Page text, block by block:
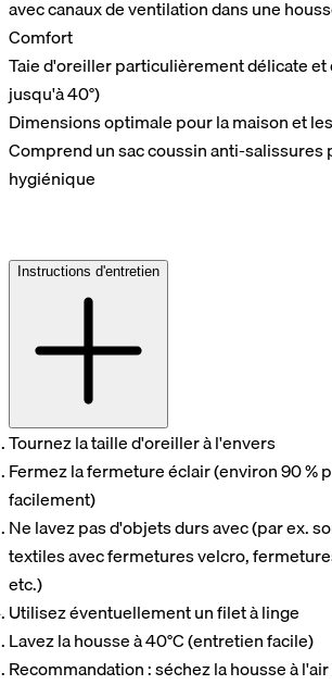
avec canaux de ventilation dans une
Comfort
Taie d'oreiller particulièrement délicate
jusqu'à 40°)
Dimensions optimale pour la maison et
Comprend un sac coussin anti-
hygiénique
Instructions d'entretien
Tournez la taille d'oreiller à l'envers
Fermez la fermeture éclair (environ 90 %
facilement)
Ne lavez pas d'objets durs avec (par ex.
textiles avec fermetures velcro,
etc.)
Utilisez éventuellement un filet à linge
Lavez la housse à 40°C (entretien facile)
Recommandation : séchez la housse à